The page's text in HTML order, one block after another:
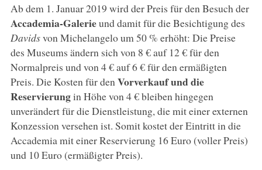
Ab dem 1. Januar 2019 wird der Preis für den Besuch der
Accademia-Galerieund damit für die Besichtigung des
Davidsvon Michelangelo um 50 % erhöht: Die Preise
des Museums ändern sich von 8 € auf 12 € für den
Normalpreis und von 4 € auf 6 € für den ermäßigten
Preis. Die Kosten für den Vorverkauf und die
Reservierungin Höhe von 4 € bleiben hingegen
unverändert für die Dienstleistung, die mit einer externen
Konzession versehen ist. Somit kostet der Eintritt in die
Accademia mit einer Reservierung 16 Euro (voller Preis)
und 10 Euro (ermäßigter Preis).